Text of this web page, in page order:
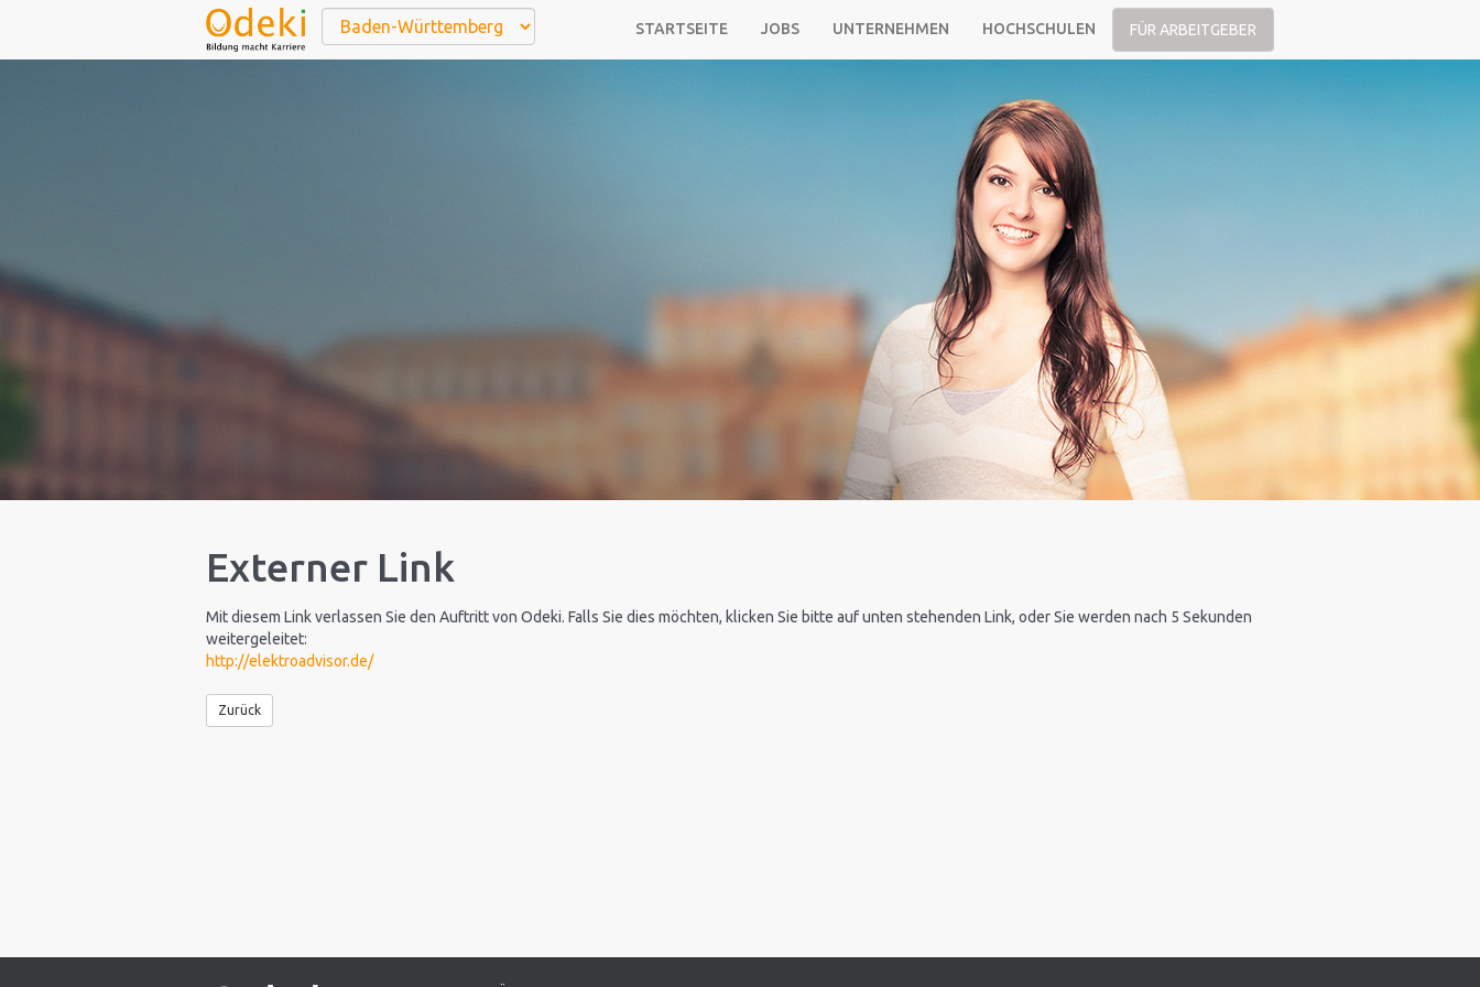
STARTSEITE JOBS UNTERNEHMEN HOCHSCHULEN FÜR ARBEITGEBER
Externer Link
Mit diesem Link verlassen Sie den Auftritt von Odeki. Falls Sie dies möchten, klicken Sie bitte auf unten stehenden Link, oder Sie werden nach 5 Sekunden
weitergeleitet:
http://elektroadvisor.de/
Zurück